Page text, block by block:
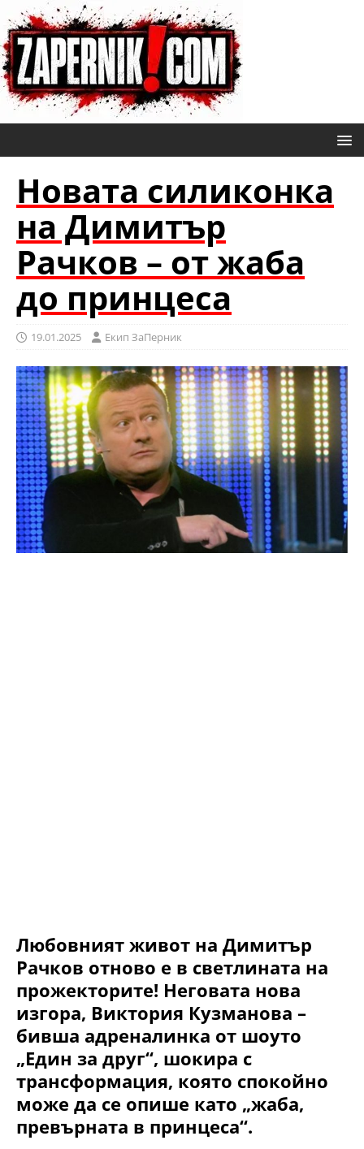
Новата силиконка
на Димитър
Рачков – от жаба
до принцеса
19.01.2025 Eкип ЗаПерник
Любовният живот на Димитър
Рачков отново е в светлината на
прожекторите! Неговата нова
изгора, Виктория Кузманова –
бивша адреналинка от шоуто
„Един за друг“, шокира с
трансформация, която спокойно
може да се опише като „жаба,
превърната в принцеса“.